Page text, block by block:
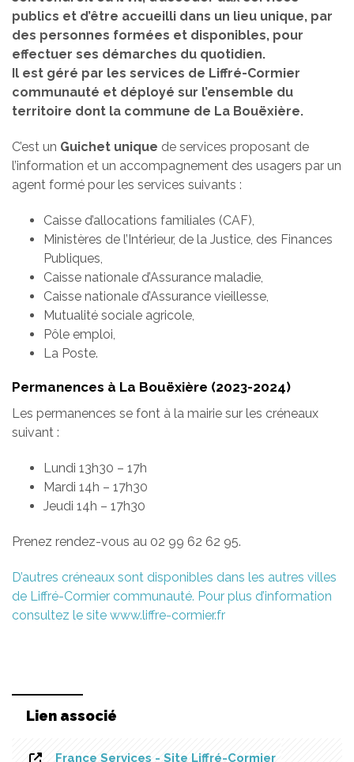
publics et d’être accueilli dans un lieu unique, par
des personnes formées et disponibles, pour
effectuer ses démarches du quotidien.
Il est géré par les services de Liffré-Cormier
communauté et déployé sur l’ensemble du
territoire dont la commune de La Bouëxière.
C’est un Guichet unique de services proposant de
l’information et un accompagnement des usagers par un
agent formé pour les services suivants :
Caisse d’allocations familiales (CAF),
Ministères de l’Intérieur, de la Justice, des Finances
Publiques,
Caisse nationale d’Assurance maladie,
Caisse nationale d’Assurance vieillesse,
Mutualité sociale agricole,
Pôle emploi,
La Poste.
Permanences à La Bouëxière (2023-2024)
Les permanences se font à la mairie sur les créneaux
suivant :
Lundi 13h30 – 17h
Mardi 14h – 17h30
Jeudi 14h – 17h30
Prenez rendez-vous au 02 99 62 62 95.
D’autres créneaux sont disponibles dans les autres villes
de Liffré-Cormier communauté. Pour plus d’information
consultez le site www.liffre-cormier.fr
Lien associé
France Services - Site Liffré-Cormier